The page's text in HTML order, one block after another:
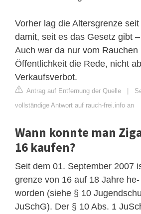
Vorher lag die Altersgrenze
damit, seit es das Gesetz gibt
Auch war da nur vom Rauchen
Öffentlichkeit die Rede, nicht
Verkaufsverbot.
Antrag auf Entfernung der Quelle |
vollständige Antwort auf rauch-frei.info an
Wann konnte man
16 kaufen?
Seit dem 01. September 2007
grenze von 16 auf 18 Jahre
worden (siehe § 10
JuSchG). Der § 10 Abs. 1